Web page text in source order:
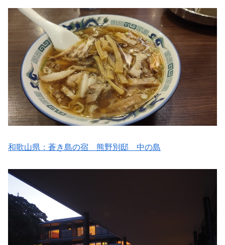
和歌山県：蒼き島の宿 熊野別邸 中の島